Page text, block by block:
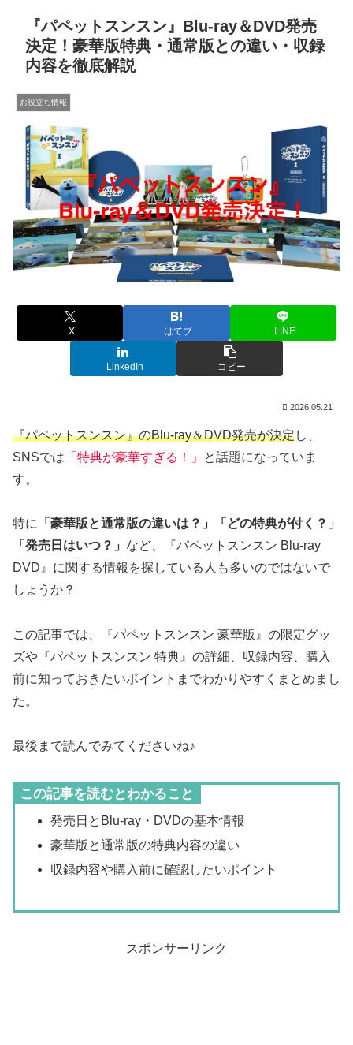
『パペットスンスン』Blu-ray＆DVD発売
決定！豪華版特典・通常版との違い・収録
内容を徹底解説
お役立ち情報
X はてブ LINE
LinkedIn コピー
2026.05.21
『パペットスンスン』のBlu-ray＆DVD発売が決定し、
SNSでは 「特典が豪華すぎる！」
と話題になっていま
す。
特に
「豪華版と通常版の違いは？」「どの特典が付く？」
「発売日はいつ？」 など、『パペットスンスン Blu-ray
DVD』に関する情報を探している人も多いのではないで
しょうか？
この記事では、『パペットスンスン 豪華版』の限定グッ
ズや『パペットスンスン 特典』の詳細、収録内容、購入
前に知っておきたいポイントまでわかりやすくまとめまし
た。
最後まで読んでみてくださいね♪
この記事を読むとわかること
発売日とBlu-ray・DVDの基本情報
豪華版と通常版の特典内容の違い
収録内容や購入前に確認したいポイント
スポンサーリンク